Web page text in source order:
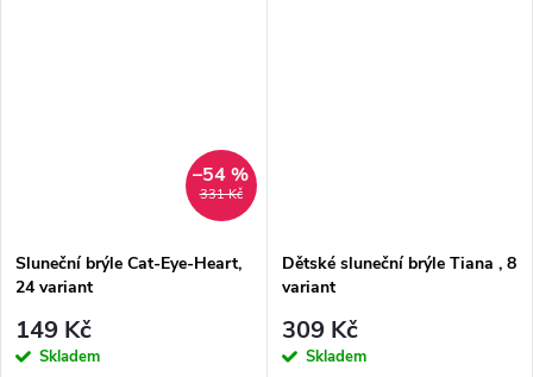
331 Kč
–54 %
Sluneční brýle Cat-Eye-Heart,
24 variant
149 Kč
Skladem
Dětské sluneční brýle Tiana , 8
variant
309 Kč
Skladem